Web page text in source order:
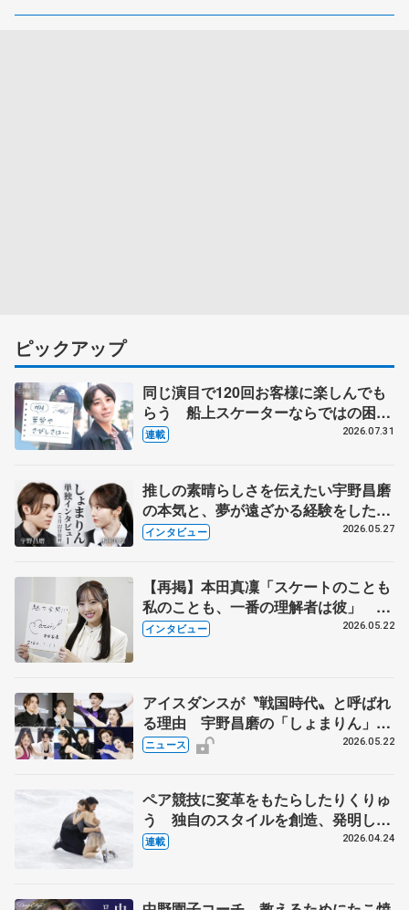
ピックアップ
同じ演目で120回お客様に楽しんでも
らう 船上スケーターならではの困難
とは 影響あったPIW前キャプテン松
連載 2026.07.31
推しの素晴らしさを伝えたい宇野昌磨
の本気と、夢が遠ざかる経験をした本
田真凜の覚悟
インタビュー 2026.05.27
【再掲】本田真凜「スケートのことも
私のことも、一番の理解者は彼」 引
退時の単独インタビューで語った競技
インタビュー 2026.05.22
アイスダンスが〝戦国時代〟と呼ばれ
る理由 宇野昌磨の「しょまりん」ら
実力者が相次いで参戦 国内の競争激
ニュース 2026.05.22
ペア競技に変革をもたらしたりくりゅ
う 独自のスタイルを創造、発明した
【引退発表後②】
連載 2026.04.24